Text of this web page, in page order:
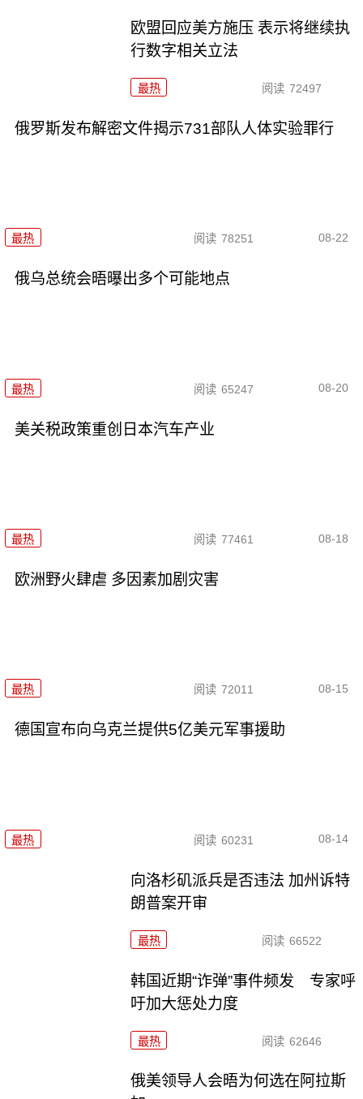
欧盟回应美方施压 表示将继续执
行数字相关立法
最热 阅读 72497
俄罗斯发布解密文件揭示731部队人体实验罪行
最热 阅读 78251 08-22
俄乌总统会晤曝出多个可能地点
最热 阅读 65247 08-20
美关税政策重创日本汽车产业
最热 阅读 77461 08-18
欧洲野火肆虐 多因素加剧灾害
最热 阅读 72011 08-15
德国宣布向乌克兰提供5亿美元军事援助
最热 阅读 60231 08-14
向洛杉矶派兵是否违法 加州诉特
朗普案开审
最热 阅读 66522
韩国近期“诈弹”事件频发 专家呼
吁加大惩处力度
最热 阅读 62646
俄美领导人会晤为何选在阿拉斯